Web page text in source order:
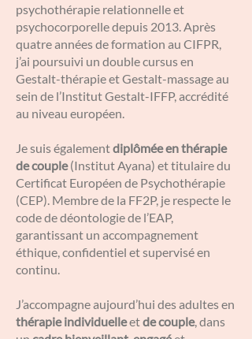
psychothérapie relationnelle et
psychocorporelle depuis 2013. Après
quatre années de formation au CIFPR,
j’ai poursuivi un double cursus en
Gestalt-thérapie et Gestalt-massage au
sein de l’Institut Gestalt-IFFP, accrédité
au niveau européen.
Je suis égalementdiplômée en thérapie
de couple(Institut Ayana) et titulaire du
Certificat Européen de Psychothérapie
(CEP). Membre de la FF2P, je respecte le
code de déontologie de l’EAP,
garantissant un accompagnement
éthique, confidentiel et supervisé en
continu.
J’accompagne aujourd’hui des adultes en
thérapie individuelleetde couple, dans